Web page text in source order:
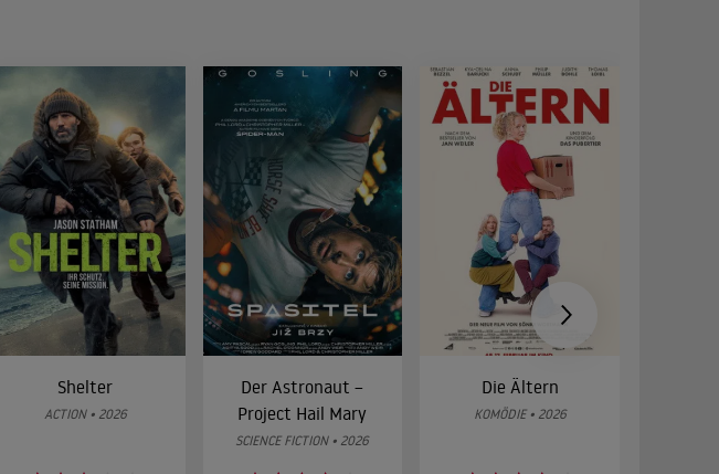
Shelter
ACTION • 2026
Der Astronaut –
Project Hail Mary
SCIENCE FICTION • 2026
Die Ältern
KOMÖDIE • 2026